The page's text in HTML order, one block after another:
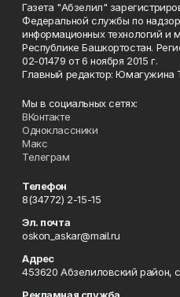
Газета "Абзелил"
Федеральной службы по
информационных технологий и
Республике Башкортостан.
02-01479 от 6 ноября 2015 г.
Главный редактор: Юмагужина
Мы в социальных сетях:
ВКонтакте
Одноклассники
Макс
Телеграм
Телефон
8(34772) 2-15-15
Эл. почта
oskon_askar@mail.ru
Адрес
453620 Абзелиловский район,